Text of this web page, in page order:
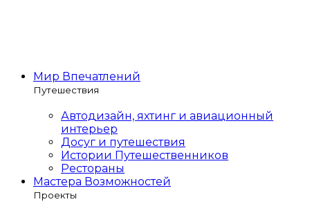
Мир Впечатлений
Путешествия
Автодизайн, яхтинг и авиационный
интерьер
Досуг и путешествия
Истории Путешественников
Рестораны
Мастера Возможностей
Проекты